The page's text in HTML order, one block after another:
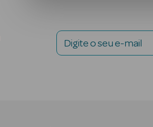
Digite o seu e-mail